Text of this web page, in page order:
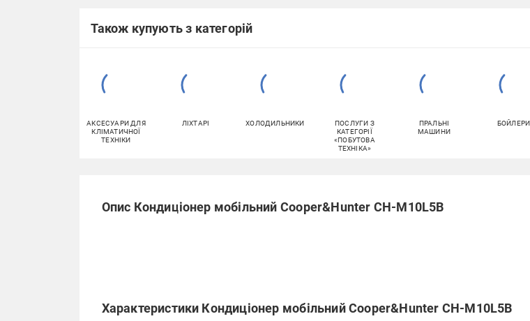
Також купують з категорій
АКСЕСУАРИ ДЛЯ
КЛІМАТИЧНОЇ
ТЕХНІКИ
ЛІХТАРІ ХОЛОДИЛЬНИКИ
ПОСЛУГИ З
КАТЕГОРІЇ
«ПОБУТОВА
ТЕХНІКА»
ПРАЛЬНІ
МАШИНИ
БОЙЛЕРИ
Опис Кондиціонер мобільний Cooper&Hunter CH-M10L5B
Характеристики Кондиціонер мобільний Cooper&Hunter CH-M10L5B